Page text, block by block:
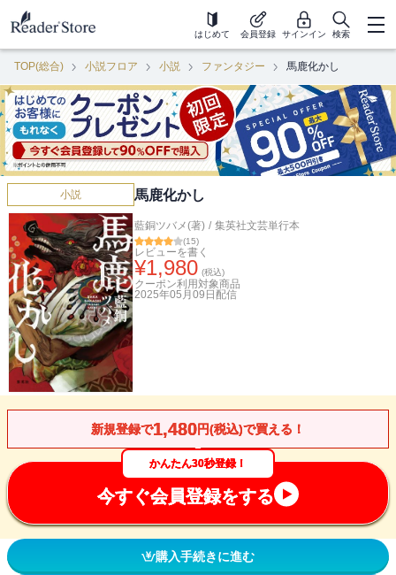
はじめて 会員登録 サインイン 検索
TOP(総合) 小説フロア 小説 ファンタジー 馬鹿化かし
小説 馬鹿化かし
藍銅ツバメ(著) / 集英社文芸単行本
(15)
レビューを書く
¥1,980 (税込)
クーポン利用対象商品
2025年05月09日 配信
新規登録で1,480円(税込)で買える！
かんたん30秒登録！
今すぐ会員登録をする
購入手続きに進む